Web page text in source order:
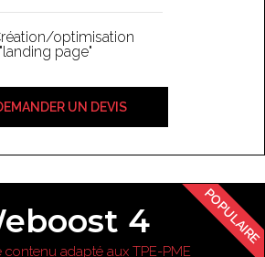
optimisation
page"
UN DEVIS
4
contenu adapté aux TPE-PME
POPULAIRE